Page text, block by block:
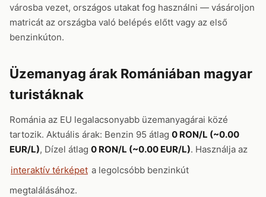
városba vezet, országos utakat fog használni — vásároljon
matricát az országba való belépés előtt vagy az első
benzinkúton.
Üzemanyag árak Romániában magyar
turistáknak
Románia az EU legalacsonyabb üzemanyagárai közé
tartozik. Aktuális árak: Benzin 95 átlag 0 RON/L (~0.00
EUR/L), Dízel átlag 0 RON/L (~0.00 EUR/L). Használja az
interaktív térképet a legolcsóbb benzinkút
megtalálásához.